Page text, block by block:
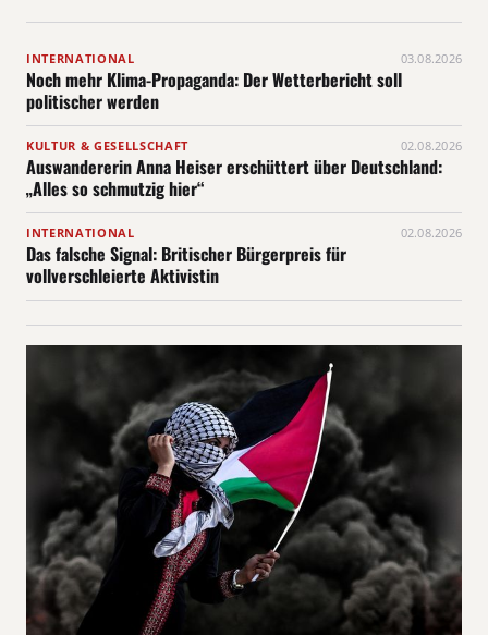
INTERNATIONAL 03.08.2026
Noch mehr Klima-Propaganda: Der Wetterbericht soll
politischer werden
KULTUR & GESELLSCHAFT 02.08.2026
Auswandererin Anna Heiser erschüttert über Deutschland:
„Alles so schmutzig hier“
INTERNATIONAL 02.08.2026
Das falsche Signal: Britischer Bürgerpreis für
vollverschleierte Aktivistin